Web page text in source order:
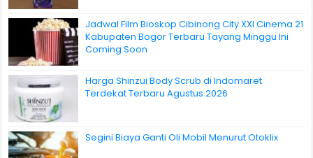
Jadwal Film Bioskop Cibinong City XXI Cinema 21
Kabupaten Bogor Terbaru Tayang Minggu Ini
Coming Soon
Harga Shinzui Body Scrub di Indomaret
Terdekat Terbaru Agustus 2026
Segini Biaya Ganti Oli Mobil Menurut Otoklix